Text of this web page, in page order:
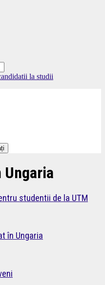
la studii
studentii de la UTM
în Ungaria